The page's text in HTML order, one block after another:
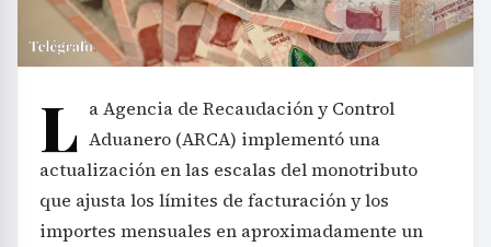
L a Agencia de Recaudación y Control
Aduanero (ARCA) implementó una
actualización en las escalas del monotributo
que ajusta los límites de facturación y los
importes mensuales en aproximadamente un